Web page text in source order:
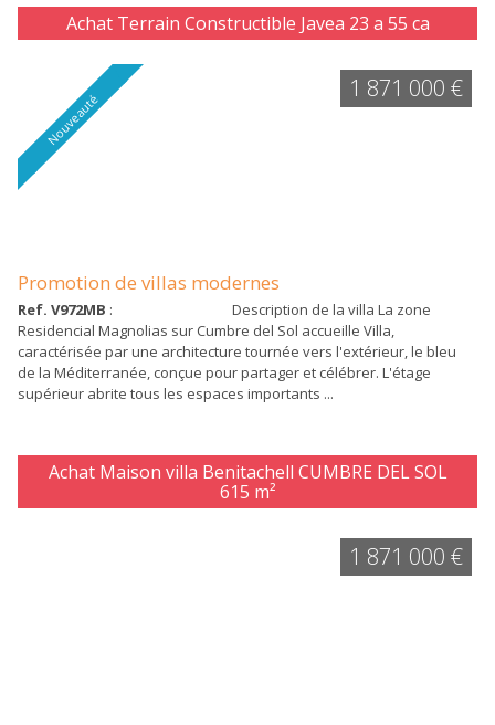
Achat Terrain Constructible Javea 23 a 55 ca
Nouveauté
Promotion de villas modernes
Ref. V972MB : Description de la villa La zone
Residencial Magnolias sur Cumbre del Sol accueille Villa,
caractérisée par une architecture tournée vers l'extérieur, le bleu
de la Méditerranée, conçue pour partager et célébrer. L'étage
supérieur abrite tous les espaces importants ...
Achat Maison villa Benitachell CUMBRE DEL SOL
615 m²
1 871 000 €
1 871 000 €